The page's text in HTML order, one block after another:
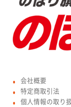
● 会社概要
● 特定商取引法
● 個人情報の取り